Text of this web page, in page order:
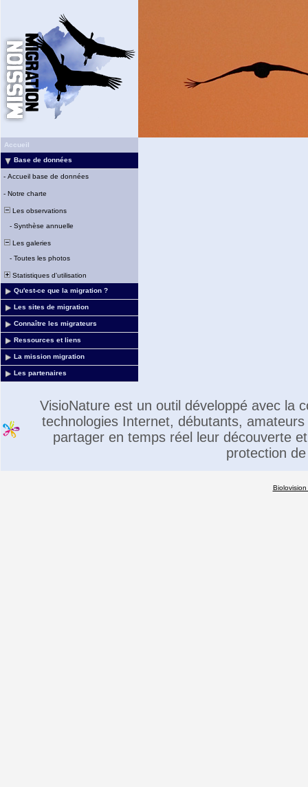
Accueil
Base de données
- Accueil base de données
- Notre charte
Les observations
- Synthèse annuelle
Les galeries
- Toutes les photos
Statistiques d'utilisation
Qu'est-ce que la migration ?
Les sites de migration
Connaître les migrateurs
Ressources et liens
La mission migration
Les partenaires
VisioNature est un outil développé avec la
technologies Internet, débutants,
partager en temps réel leur découverte
protection
Biolovision